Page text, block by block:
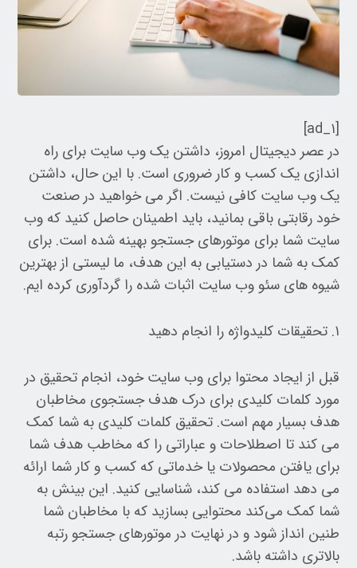
[ad_۱]
در عصر دیجیتال امروز، داشتن یک وب سایت برای راه
اندازی یک کسب و کار ضروری است. با این حال، داشتن
یک وب سایت کافی نیست. اگر می خواهید در صنعت
خود رقابتی باقی بمانید، باید اطمینان حاصل کنید که وب
سایت شما برای موتورهای جستجو بهینه شده است. برای
کمک به شما در دستیابی به این هدف، ما لیستی از بهترین
شیوه های سئو وب سایت اثبات شده را گردآوری کرده ایم.
۱. تحقیقات کلیدواژه را انجام دهید
قبل از ایجاد محتوا برای وب سایت خود، انجام تحقیق در
مورد کلمات کلیدی برای درک هدف جستجوی مخاطبان
هدف بسیار مهم است. تحقیق کلمات کلیدی به شما کمک
می کند تا اصطلاحات و عباراتی را که مخاطب هدف شما
برای یافتن محصولات یا خدماتی که کسب و کار شما ارائه
می دهد استفاده می کند، شناسایی کنید. این بینش به
شما کمک می‌کند محتوایی بسازید که با مخاطبان شما
طنین انداز شود و در نهایت در موتورهای جستجو رتبه
بالاتری داشته باشد.